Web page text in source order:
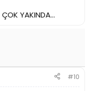
YAKINDA...
#10